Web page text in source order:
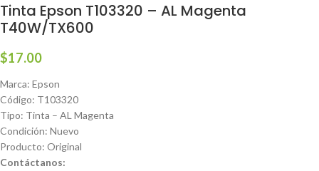
Tinta Epson T103320 – AL Magenta
T40W/TX600
$17.00
Marca: Epson
Código: T103320
Tipo: Tinta – AL Magenta
Condición: Nuevo
Producto: Original
Contáctanos: